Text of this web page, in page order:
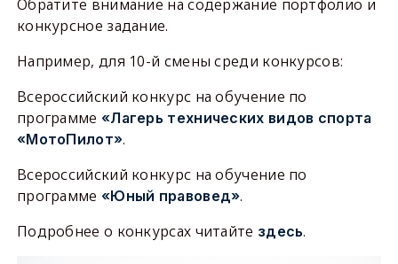
Обратите внимание на содержание портфолио и
конкурсное задание.
Например, для 10-й смены среди конкурсов:
Всероссийский конкурс на обучение по
программе «Лагерь технических видов спорта
«МотоПилот».
Всероссийский конкурс на обучение по
программе «Юный правовед».
Подробнее о конкурсах читайте здесь.